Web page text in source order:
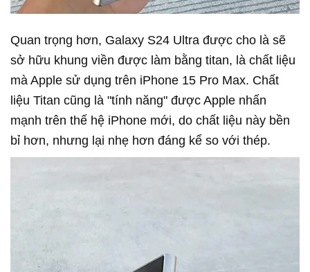
Quan trọng hơn, Galaxy S24 Ultra được cho là sẽ
sở hữu khung viền được làm bằng titan, là chất liệu
mà Apple sử dụng trên iPhone 15 Pro Max. Chất
liệu Titan cũng là "tính năng" được Apple nhấn
mạnh trên thế hệ iPhone mới, do chất liệu này bền
bỉ hơn, nhưng lại nhẹ hơn đáng kể so với thép.